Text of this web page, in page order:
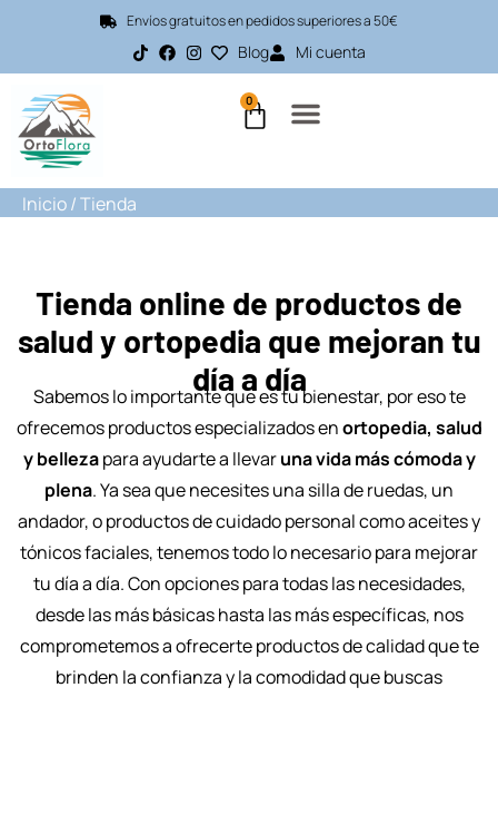
Envíos gratuitos en pedidos superiores a 50€
Blog Mi cuenta
0
Inicio/ Tienda
Tienda online de productos de
salud y ortopedia que mejoran tu
día a día
Sabemos lo importante que es tu bienestar, por eso te
ofrecemos productos especializados enortopedia, salud
y bellezapara ayudarte a llevaruna vida más cómoda y
plena. Ya sea que necesites una silla de ruedas, un
andador, o productos de cuidado personal como aceites y
tónicos faciales, tenemos todo lo necesario para mejorar
tu día a día. Con opciones para todas las necesidades,
desde las más básicas hasta las más específicas, nos
comprometemos a ofrecerte productos de calidad que te
brinden la confianza y la comodidad que buscas